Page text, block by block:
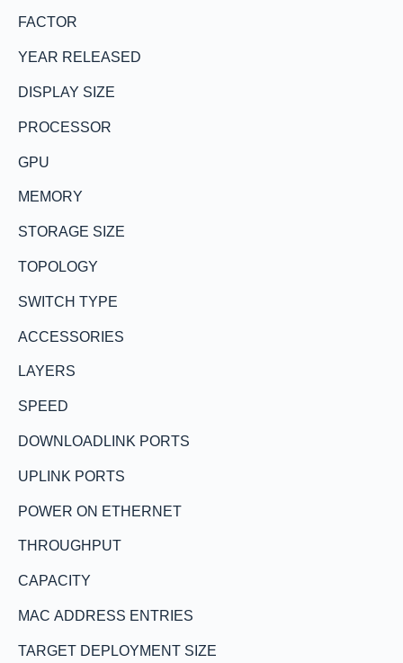
FACTOR
YEAR RELEASED
DISPLAY SIZE
PROCESSOR
GPU
MEMORY
STORAGE SIZE
TOPOLOGY
SWITCH TYPE
ACCESSORIES
LAYERS
SPEED
DOWNLOADLINK PORTS
UPLINK PORTS
POWER ON ETHERNET
THROUGHPUT
CAPACITY
MAC ADDRESS ENTRIES
TARGET DEPLOYMENT SIZE